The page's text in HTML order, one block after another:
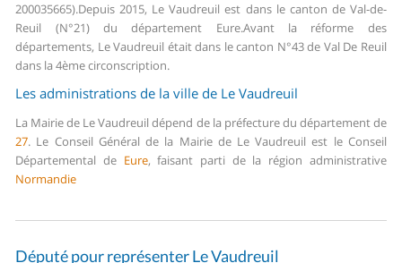
200035665).Depuis 2015, Le Vaudreuil est dans le canton de Val-de-
Reuil (N°21) du département Eure.Avant la réforme des
départements, Le Vaudreuil était dans le canton N°43 de Val De Reuil
dans la 4ème circonscription.
Les administrations de la ville de Le Vaudreuil
La Mairie de Le Vaudreuil dépend de la préfecture du département de
27. Le Conseil Général de la Mairie de Le Vaudreuil est le Conseil
Départemental de Eure, faisant parti de la région administrative
Normandie
Député pour représenter Le Vaudreuil